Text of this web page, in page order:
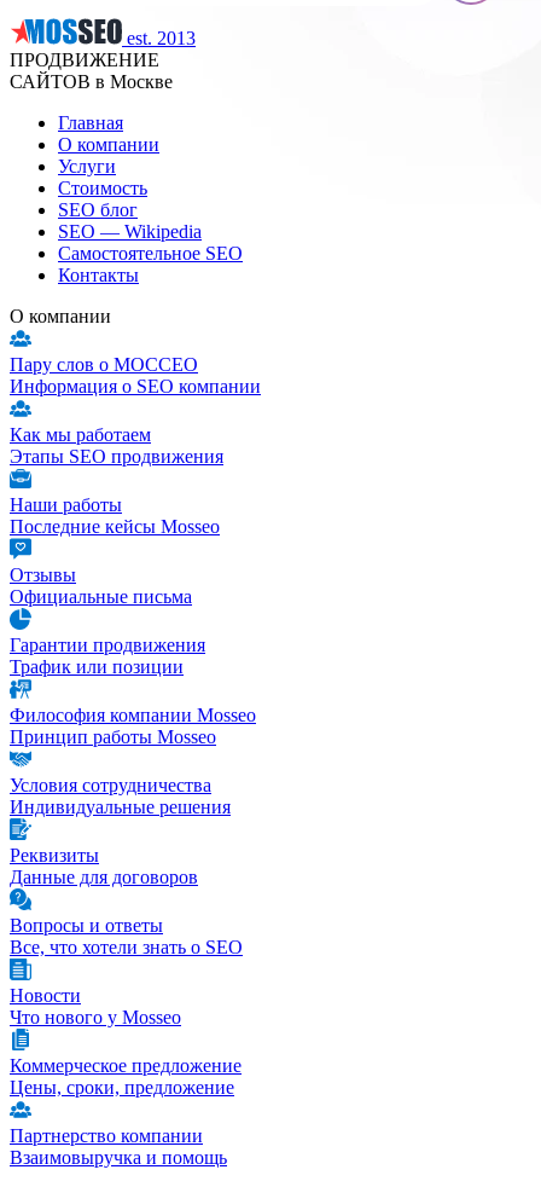
est. 2013
ПРОДВИЖЕНИЕ
САЙТОВ в Москве
Главная
О компании
Услуги
Стоимость
SEO блог
SEO — Wikipedia
Самостоятельное SEO
Контакты
О компании
Пару слов о МОССЕО
Информация о SEO компании
Как мы работаем
Этапы SEO продвижения
Наши работы
Последние кейсы Mosseo
Отзывы
Официальные письма
Гарантии продвижения
Трафик или позиции
Философия компании Mosseo
Принцип работы Mosseo
Условия сотрудничества
Индивидуальные решения
Реквизиты
Данные для договоров
Вопросы и ответы
Все, что хотели знать о SEO
Новости
Что нового у Mosseo
Коммерческое предложение
Цены, сроки, предложение
Партнерство компании
Взаимовыручка и помощь